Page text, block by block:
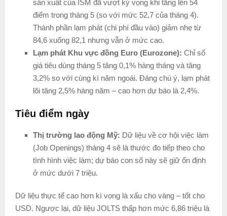
sản xuất của ISM đã vượt kỳ vọng khi tăng lên 54
điểm trong tháng 5 (so với mức 52,7 của tháng 4).
Thành phần lạm phát (chi phí đầu vào) giảm nhẹ từ
84,6 xuống 82,1 nhưng vẫn ở mức cao.
Lạm phát Khu vực đồng Euro (Eurozone): Chỉ số
giá tiêu dùng tháng 5 tăng 0,1% hàng tháng và tăng
3,2% so với cùng kì năm ngoái. Đáng chú ý, lạm phát
lõi tăng 2,5% hàng năm – cao hơn dự báo là 2,4%.
Tiêu điểm ngày
Thị trường lao động Mỹ: Dữ liệu về cơ hội việc làm
(Job Openings) tháng 4 sẽ là thước đo tiếp theo cho
tình hình việc làm; dự báo con số này sẽ giữ ổn định
ở mức dưới 7 triệu.
Dữ liệu thực tế cao hơn kì vọng là xấu cho vàng – tốt cho
USD. Ngược lại, dữ liệu JOLTS thấp hơn mức 6,86 triệu là